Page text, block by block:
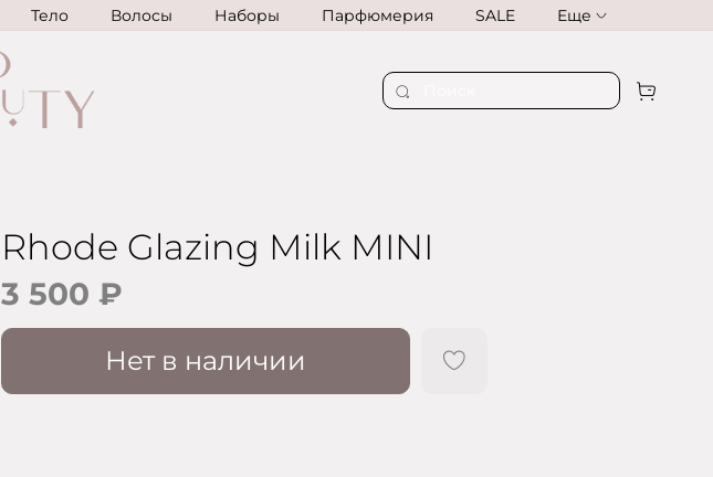
Тело Волосы Наборы Парфюмерия SALE Еще
Rhode Glazing Milk MINI
3 500 ₽
Нет в наличии